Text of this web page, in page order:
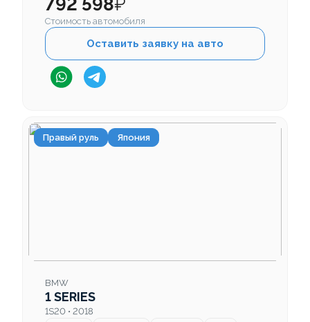
792 598₽
Стоимость автомобиля
Оставить заявку на авто
Правый руль Япония
BMW
1 SERIES
1S20 • 2018